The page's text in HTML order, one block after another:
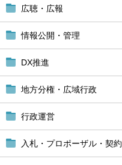
広聴・広報
情報公開・管理
DX推進
地方分権・広域行政
行政運営
入札・プロポーザル・契約